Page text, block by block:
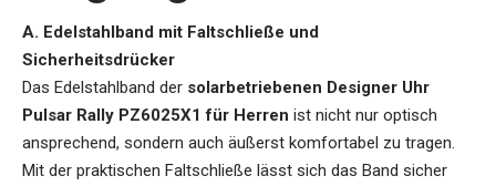
A. Edelstahlband mit Faltschließe und
Sicherheitsdrücker
Das Edelstahlband der solarbetriebenen Designer Uhr
Pulsar Rally PZ6025X1 für Herren ist nicht nur optisch
ansprechend, sondern auch äußerst komfortabel zu tragen.
Mit der praktischen Faltschließe lässt sich das Band sicher